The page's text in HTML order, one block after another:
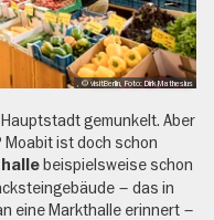
, © visitBerlin, Foto: Dirk Mathesius
gemunkelt. Aber
Moabit ist doch schon
beispielsweise schon
– das in
eine Markthalle erinnert –